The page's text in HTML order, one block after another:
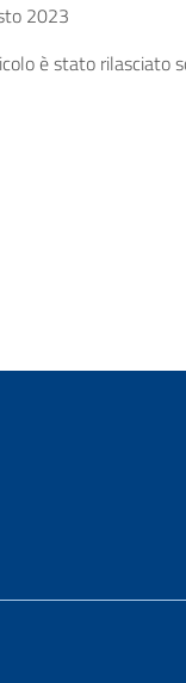
2023
è stato rilasciato